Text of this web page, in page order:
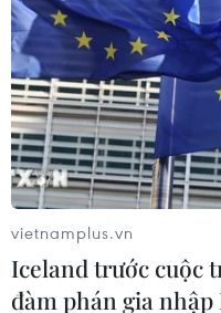
vietnamplus.vn
Iceland trước cuộc
đàm phán gia nhập